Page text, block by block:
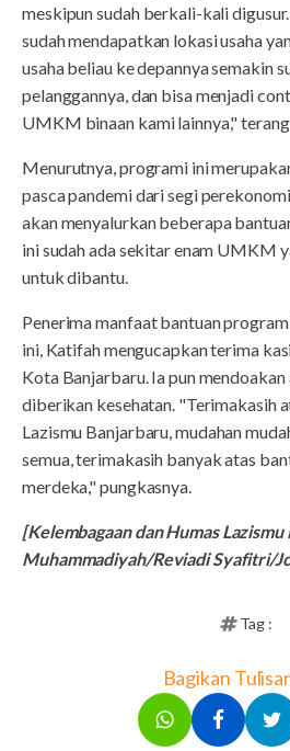
meskipun sudah berkali-kali
sudah mendapatkan lokasi usaha
usaha beliau ke depannya semakin
pelanggannya, dan bisa menjadi
UMKM binaan kami lainnya,"
Menurutnya, programi ini
pasca pandemi dari segi
akan menyalurkan beberapa
ini sudah ada sekitar enam UMKM
untuk dibantu.
Penerima manfaat bantuan
ini, Katifah mengucapkan terima
Kota Banjarbaru. Ia pun
diberikan kesehatan. "Terimakasih
Lazismu Banjarbaru, mudahan
semua, terimakasih banyak atas
merdeka," pungkasnya.
[Kelembagaan dan Humas Lazismu
Muhammadiyah/Reviadi Syafitri/
Tag :
Bagikan